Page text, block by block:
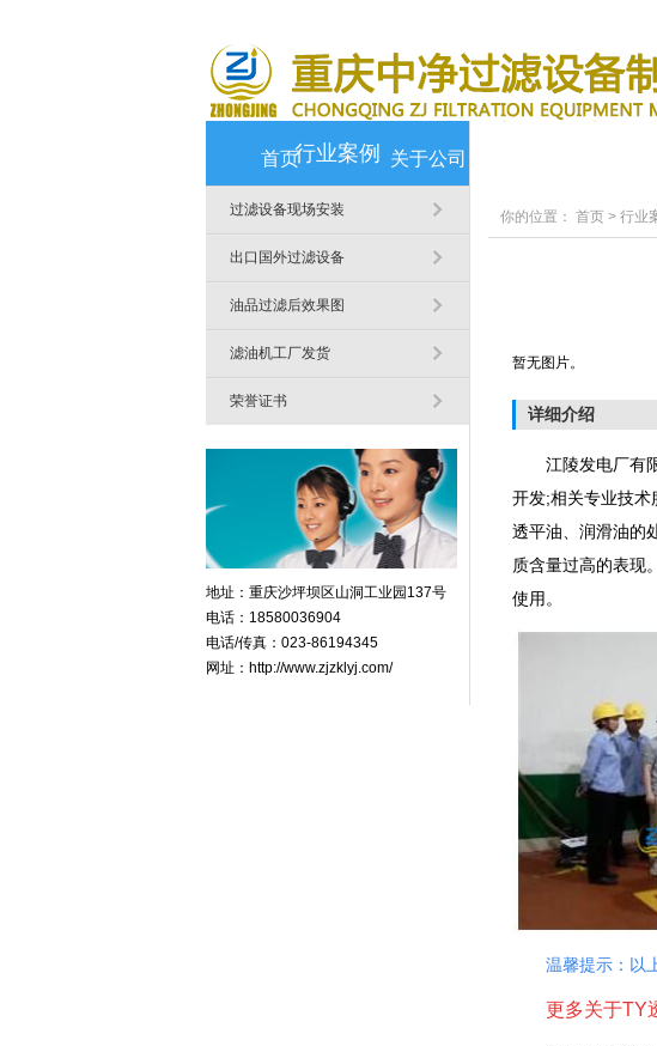
首页 关于公司
行业案例
过滤设备现场安装
出口国外过滤设备
油品过滤后效果图
滤油机工厂发货
荣誉证书
地址：重庆沙坪坝区山洞工业园137号
电话：18580036904
电话/传真：023-86194345
网址：http://www.zjzklyj.com/
你的位置： 首页 > 行业
暂无图片。
详细介绍
江陵发电厂有限
开发;相关专业技术
透平油、润滑油的
质含量过高的表现
使用。
温馨提示：以
更多关于TY